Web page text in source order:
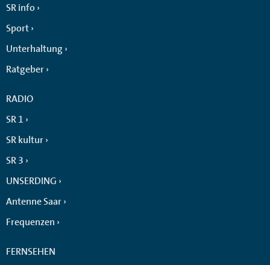
SR info
Sport
Unterhaltung
Ratgeber
RADIO
SR 1
SR kultur
SR 3
UNSERDING
Antenne Saar
Frequenzen
FERNSEHEN